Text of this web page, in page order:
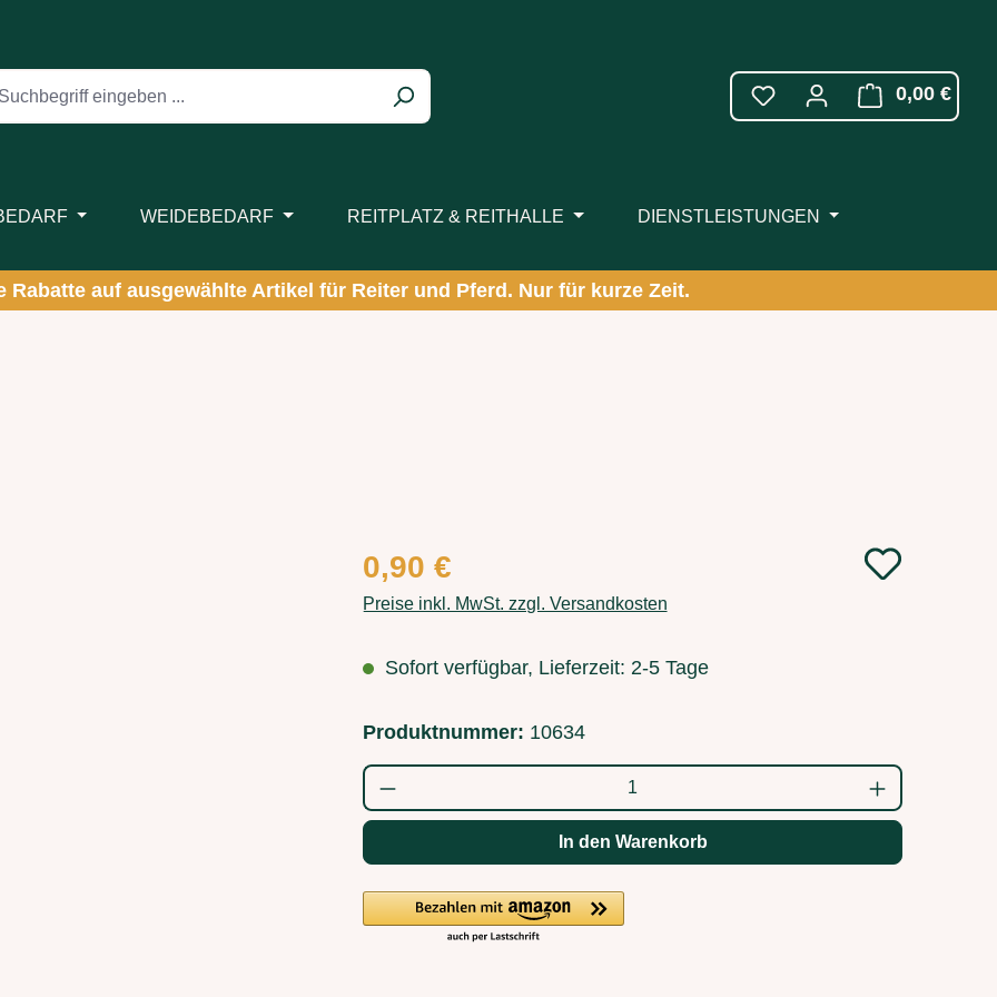
0,00 €
WEIDEBEDARF REITPLATZ & REITHALLE DIENSTLEISTUNGEN
Rabatte auf ausgewählte Artikel für Reiter und Pferd. Nur für kurze Zeit.
Regulärer Preis:
0,90 €
Preise inkl. MwSt. zzgl. Versandkosten
Sofort verfügbar, Lieferzeit: 2-5 Tage
Produktnummer: 10634
Produkt Anzahl: Gib den gewünschten Wert ein
In den Warenkorb